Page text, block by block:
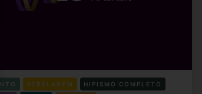
ATRELAGEM HIPISMO COMPLETO